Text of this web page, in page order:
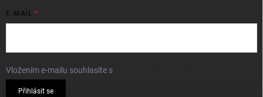
E-MAIL
Vložením e-mailu souhlasíte s
Přihlásit se